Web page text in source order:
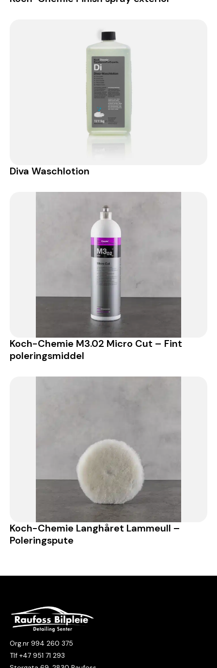
Diva Waschlotion
Koch-Chemie M3.02 Micro Cut – Fint
poleringsmiddel
Koch-Chemie Langhåret Lammeull –
Poleringspute
Org.nr 994 260 375
Tlf +47 951 71 293